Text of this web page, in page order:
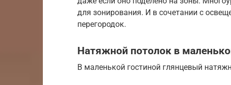
для зонирования. И в сочетании с
перегородок.
Натяжной потолок в
В маленькой гостиной глянцевый